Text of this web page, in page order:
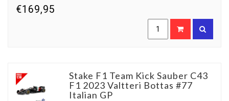
€169,95
Stake F1 Team Kick Sauber C43
F1 2023 Valtteri Bottas #77
Italian GP